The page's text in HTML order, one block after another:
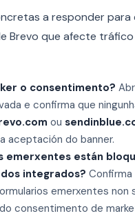
a responder para
Brevo que afecte tráfico
o consentimento?
e confirma que
ou
aceptación do banner.
emerxentes están
integrados? Confirma
emerxentes non
consentimento de